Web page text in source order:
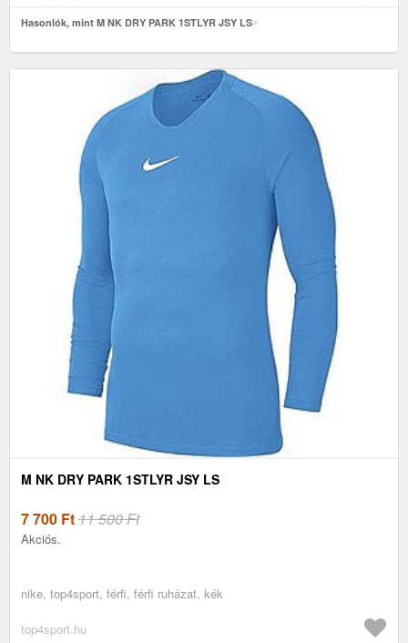
Hasonlók, mint M NK DRY PARK 1STLYR JSY LS
M NK DRY PARK 1STLYR JSY LS
7 700 Ft11 500 Ft
Akciós.
nike, top4sport, férfi, férfi ruházat, kék
top4sport.hu